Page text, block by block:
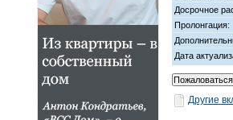
Досрочное
Пролонгация:
Дата
Другие